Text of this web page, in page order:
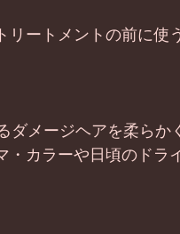
リートメントの前に使
ダメージヘアを柔らか
・カラーや日頃のドラ